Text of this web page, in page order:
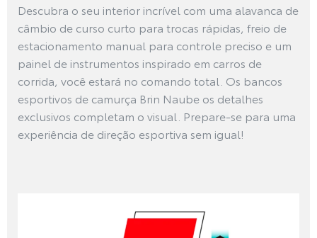
Descubra o seu interior incrível com uma alavanca de
câmbio de curso curto para trocas rápidas, freio de
estacionamento manual para controle preciso e um
painel de instrumentos inspirado em carros de
corrida, você estará no comando total. Os bancos
esportivos de camurça Brin Naube os detalhes
exclusivos completam o visual. Prepare-se para uma
experiência de direção esportiva sem igual!